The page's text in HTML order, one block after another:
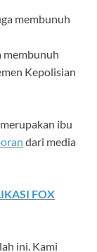
membunuh
Kepolisian
ibu
dari media
FOX
ini. Kami